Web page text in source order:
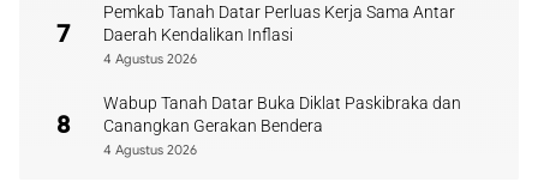
7
Pemkab Tanah Datar Perluas Kerja Sama Antar
Daerah Kendalikan Inflasi
4 Agustus 2026
8
Wabup Tanah Datar Buka Diklat Paskibraka dan
Canangkan Gerakan Bendera
4 Agustus 2026